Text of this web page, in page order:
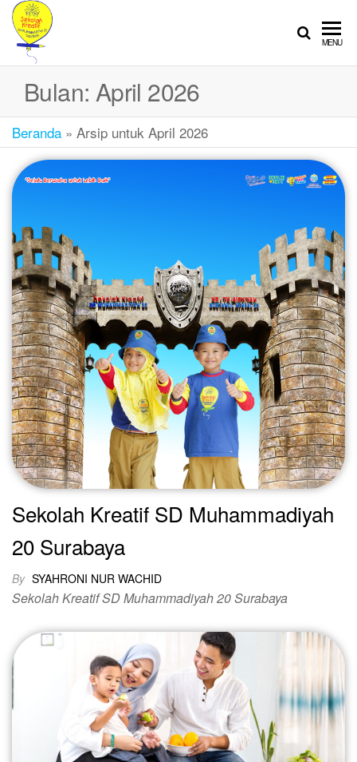
KREATIF
MENU
Bulan: April 2026
Beranda » Arsip untuk April 2026
Sekolah Kreatif SD Muhammadiyah
20 Surabaya
By SYAHRONI NUR WACHID
Sekolah Kreatif SD Muhammadiyah 20 Surabaya